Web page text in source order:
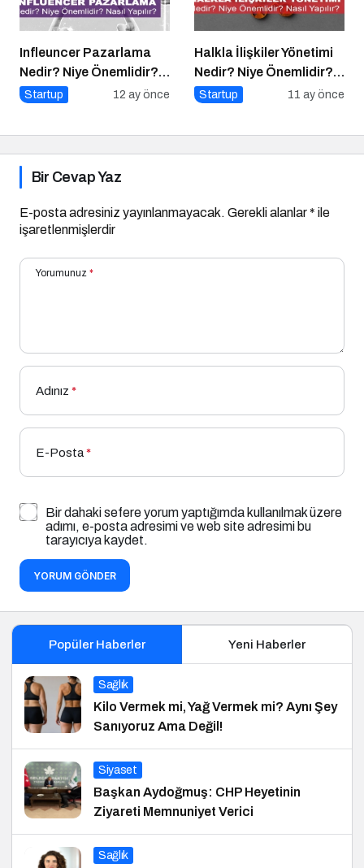
Infleuncer Pazarlama
Nedir? Niye Önemlidir?
Influencer Pazarlama
Startup 12 ay önce
Halkla İlişkiler Yönetimi
Nedir? Niye Önemlidir?
Halkla İlişkiler Yönetimi
Startup 11 ay önce
Bir Cevap Yaz
E-posta adresiniz yayınlanmayacak. Gerekli alanlar* ile
işaretlenmişlerdir
Yorumunuz *
Adınız *
E-Posta*
Bir dahaki sefere yorum yaptığımda kullanılmak üzere
adımı, e-posta adresimi ve web site adresimi bu
tarayıcıya kaydet.
YORUM GÖNDER
Popüler Haberler Yeni Haberler
Sağlık
Kilo Vermek mi, Yağ Vermek mi? Aynı Şey
Sanıyoruz Ama Değil!
Siyaset
Başkan Aydoğmuş: CHP Heyetinin
Ziyareti Memnuniyet Verici
Sağlık